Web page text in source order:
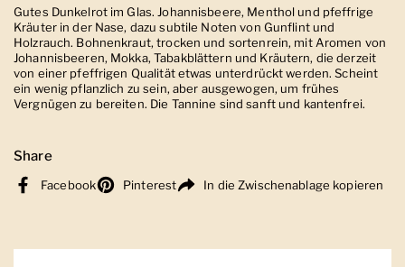
Gutes Dunkelrot im Glas. Johannisbeere, Menthol und pfeffrige
Kräuter in der Nase, dazu subtile Noten von Gunflint und
Holzrauch. Bohnenkraut, trocken und sortenrein, mit Aromen von
Johannisbeeren, Mokka, Tabakblättern und Kräutern, die derzeit
von einer pfeffrigen Qualität etwas unterdrückt werden. Scheint
ein wenig pflanzlich zu sein, aber ausgewogen, um frühes
Vergnügen zu bereiten. Die Tannine sind sanft und kantenfrei.
Share
Facebook Pinterest In die Zwischenablage kopieren